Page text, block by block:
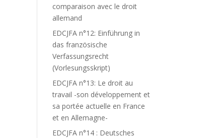
comparaison avec le droit
allemand
EDCJFA n°12: Einführung in
das französische
Verfassungsrecht
(Vorlesungsskript)
EDCJFA n°13: Le droit au
travail -son développement et
sa portée actuelle en France
et en Allemagne-
EDCJFA n°14 : Deutsches